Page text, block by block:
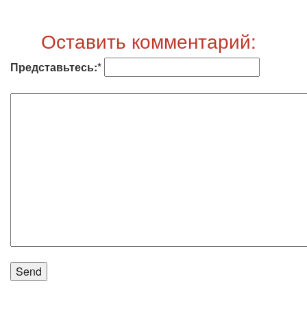
Оставить комментарий:
Представьтесь:*